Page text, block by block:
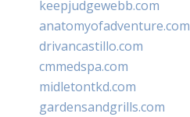
keepjudgewebb.com
anatomyofadventure.com
drivancastillo.com
cmmedspa.com
midletontkd.com
gardensandgrills.com